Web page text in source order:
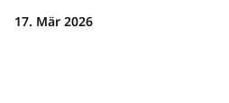
17. Mär 2026